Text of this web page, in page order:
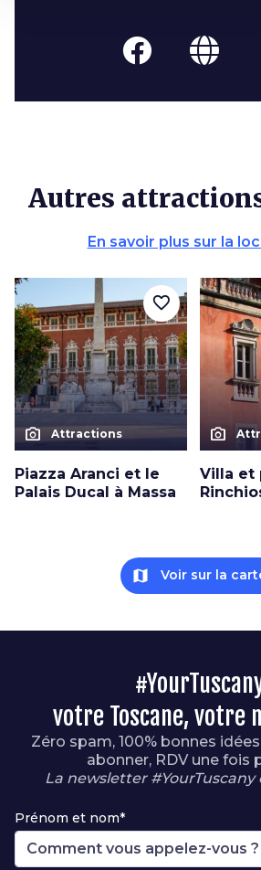
Autres
En savoir plus sur la
photo_camera Attractions
Piazza Aranci et le
Palais Ducal à Massa
favorite_border
photo_camera
Villa et
map Voir sur la
votre Toscane, votre
Zéro spam, 100% bonnes
abonner, RDV une fois
La newsletter #YourTuscany
Prénom et nom*